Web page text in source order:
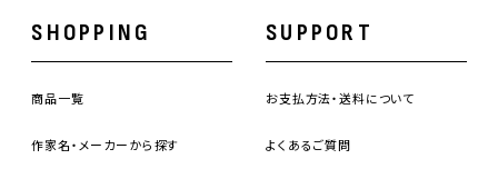
SHOPPING
商品一覧
作家名・メーカーから探す
SUPPORT
お支払方法・送料について
よくあるご質問